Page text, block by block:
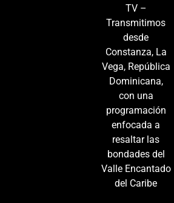
TV –
Transmitimos
desde
Constanza, La
Vega, República
Dominicana,
con una
programación
enfocada a
resaltar las
bondades del
Valle Encantado
del Caribe